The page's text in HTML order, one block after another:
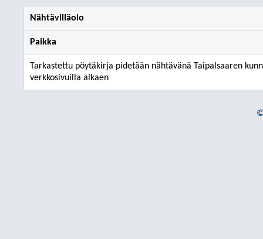
Nähtävilläolo
Paikka
Tarkastettu pöytäkirja pidetään nähtävänä Taipalsaaren
verkkosivuilla alkaen